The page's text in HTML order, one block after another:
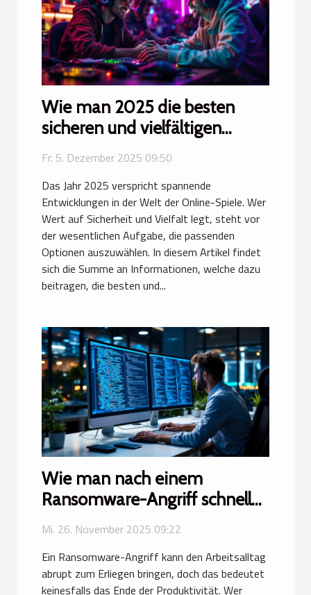
Wie man 2025 die besten
sicheren und vielfältigen
Fr. 5. Dezember 2025 09:50
Das Jahr 2025 verspricht spannende
Entwicklungen in der Welt der Online-Spiele. Wer
Wert auf Sicherheit und Vielfalt legt, steht vor
der wesentlichen Aufgabe, die passenden
Optionen auszuwählen. In diesem Artikel findet
sich die Summe an Informationen, welche dazu
beitragen, die besten und...
Wie man nach einem
Ransomware-Angriff schnell
Mi. 26. November 2025 09:22
Ein Ransomware-Angriff kann den Arbeitsalltag
abrupt zum Erliegen bringen, doch das bedeutet
keinesfalls das Ende der Produktivität. Wer